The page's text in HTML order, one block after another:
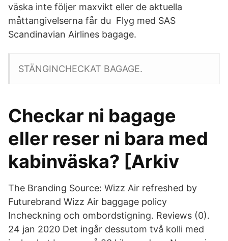
väska inte följer maxvikt eller de aktuella
måttangivelserna får du Flyg med SAS
Scandinavian Airlines bagage.
STÄNGINCHECKAT BAGAGE.
Checkar ni bagage
eller reser ni bara med
kabinväska? [Arkiv
The Branding Source: Wizz Air refreshed by
Futurebrand Wizz Air baggage policy
Incheckning och ombordstigning. Reviews (0).
24 jan 2020 Det ingår dessutom två kolli med